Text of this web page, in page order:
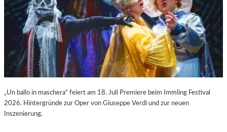
„Un ballo in maschera“ feiert am 18. Juli Premiere beim Immling Festival
2026. Hintergründe zur Oper von Giuseppe Verdi und zur neuen
Inszenierung.